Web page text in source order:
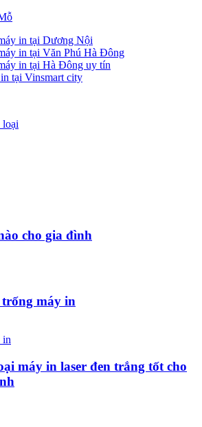
in tại Dương Nội
in tại Văn Phú Hà Đông
in tại Hà Đông uy tín
tại Vinsmart city
loại
cho gia đình
máy in
máy in laser đen trắng tốt cho